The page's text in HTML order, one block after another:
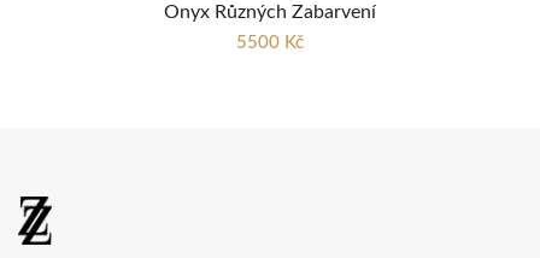
Onyx Různých Zabarvení
5500 Kč